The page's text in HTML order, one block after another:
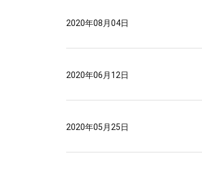
2020年08月04日
2020年06月12日
2020年05月25日